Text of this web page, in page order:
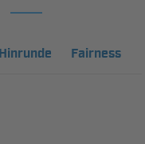
Hinrunde Fairness